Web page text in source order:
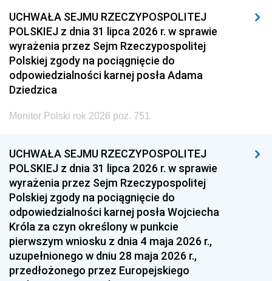
UCHWAŁA SEJMU RZECZYPOSPOLITEJ
POLSKIEJ z dnia 31 lipca 2026 r. w sprawie
wyrażenia przez Sejm Rzeczypospolitej
Polskiej zgody na pociągnięcie do
odpowiedzialności karnej posła Adama
Dziedzica
Monitor Polski rok 2026 poz. 751
UCHWAŁA SEJMU RZECZYPOSPOLITEJ
POLSKIEJ z dnia 31 lipca 2026 r. w sprawie
wyrażenia przez Sejm Rzeczypospolitej
Polskiej zgody na pociągnięcie do
odpowiedzialności karnej posła Wojciecha
Króla za czyn określony w punkcie
pierwszym wniosku z dnia 4 maja 2026 r.,
uzupełnionego w dniu 28 maja 2026 r.,
przedłożonego przez Europejskiego